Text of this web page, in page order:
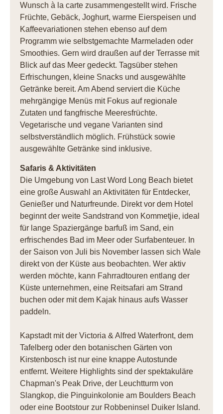
Wunsch à la carte zusammengestellt wird. Frische
Früchte, Gebäck, Joghurt, warme Eierspeisen und
Kaffeevariationen stehen ebenso auf dem
Programm wie selbstgemachte Marmeladen oder
Smoothies. Gern wird draußen auf der Terrasse mit
Blick auf das Meer gedeckt. Tagsüber stehen
Erfrischungen, kleine Snacks und ausgewählte
Getränke bereit. Am Abend serviert die Küche
mehrgängige Menüs mit Fokus auf regionale
Zutaten und fangfrische Meeresfrüchte.
Vegetarische und vegane Varianten sind
selbstverständlich möglich. Frühstück sowie
ausgewählte Getränke sind inklusive.
Safaris & Aktivitäten
Die Umgebung von Last Word Long Beach bietet
eine große Auswahl an Aktivitäten für Entdecker,
Genießer und Naturfreunde. Direkt vor dem Hotel
beginnt der weite Sandstrand von Kommetjie, ideal
für lange Spaziergänge barfuß im Sand, ein
erfrischendes Bad im Meer oder Surfabenteuer. In
der Saison von Juli bis November lassen sich Wale
direkt von der Küste aus beobachten. Wer aktiv
werden möchte, kann Fahrradtouren entlang der
Küste unternehmen, eine Reitsafari am Strand
buchen oder mit dem Kajak hinaus aufs Wasser
paddeln.
Kapstadt mit der Victoria & Alfred Waterfront, dem
Tafelberg oder den botanischen Gärten von
Kirstenbosch ist nur eine knappe Autostunde
entfernt. Weitere Highlights sind der spektakuläre
Chapman's Peak Drive, der Leuchtturm von
Slangkop, die Pinguinkolonie am Boulders Beach
oder eine Bootstour zur Robbeninsel Duiker Island.